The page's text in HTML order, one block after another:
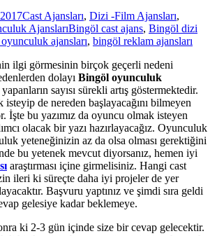
Cast Ajansları, Dizi -Film Ajansları,
AjanslarıBingöl cast ajans, Bingöl dizi
ajansları, bingöl reklam ajansları
ilgi görmesinin birçok geçerli nedeni
dolayı Bingöl oyunculuk
sayısı sürekli artış göstermektedir.
de nereden başlayacağını bilmeyen
İşte bu yazımız da oyuncu olmak isteyen
olacak bir yazı hazırlayacağız. Oyunculuk
yeteneğinizin az da olsa olması gerektiğini
bu yetenek mevcut diyorsanız, hemen iyi
araştırması içine girmelisiniz. Hangi cast
ileri ki süreçte daha iyi projeler de yer
Başvuru yaptınız ve şimdi sıra geldi
gelesiye kadar beklemeye.
ki 2-3 gün içinde size bir cevap gelecektir.